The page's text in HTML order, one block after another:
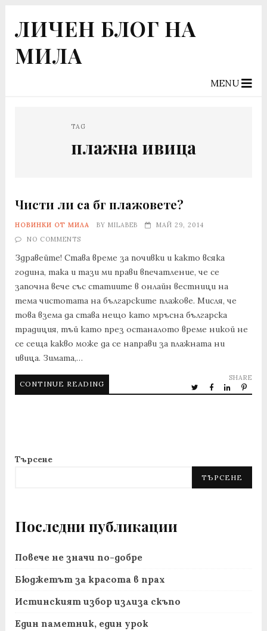
ЛИЧЕН БЛОГ НА
МИЛА
MENU
TAG
плажна ивица
Чисти ли са бг плажовете?
НОВИНКИ ОТ МИЛА BY MILABEB
МАЙ 29, 2014
NO COMMENTS
Здравейте! Става време за почивки и както всяка
година, така и тази ми прави впечатление, че се
започна вече със статиите в онлайн вестници на
тема чистотата на българските плажове. Мисля, че
това взема да става нещо като мръсна българска
традиция, тъй като през останалото време никой не
се сеща какво може да се направи за плажната ни
ивица. Зимата,…
CONTINUE READING
SHARE
Търсене
ТЪРСЕНЕ
Последни публикации
Повече не значи по-добре
Бюджетът за красота в прах
Истинският избор излиза скъпо
Един паметник, един урок